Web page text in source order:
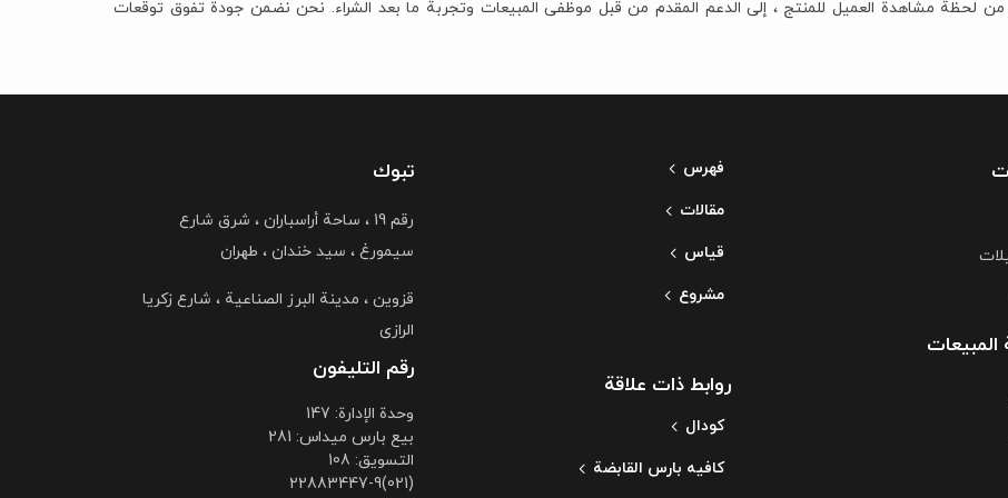
من لحظة مشاهدة العمیل للمنتج ، إلى الدعم المقدم من قبل موظفی المبیعات وتجربة ما بعد الشراء. نحن نضمن جودة تفوق توقعات
فهرس
مقالات
قياس
مشروع
روابط ذات علاقة
کودال
کافیه بارس القابضة
تبوك
رقم 19 ، ساحة أراسباران ، شرق شارع
سیمورغ ، سید خندان ، طهران
قزوین ، مدینة البرز الصناعیة ، شارع زکریا
الرازی
رقم التليفون
وحدة الإدارة: 147
بیع بارس میداس: 281
التسویق: 108
(021)22883447-9